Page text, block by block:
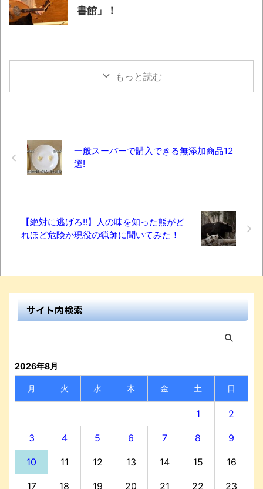
書館」！
もっと読む
一般スーパーで購入できる無添加商品12
選!
【絶対に逃げろ!!】人の味を知った熊がど
れほど危険か現役の猟師に聞いてみた！
サイト内検索
2026年8月
月 火 水 木 金 土 日
1 2
3 4 5 6 7 8 9
10 11 12 13 14 15 16
17 18 19 20 21 22 23